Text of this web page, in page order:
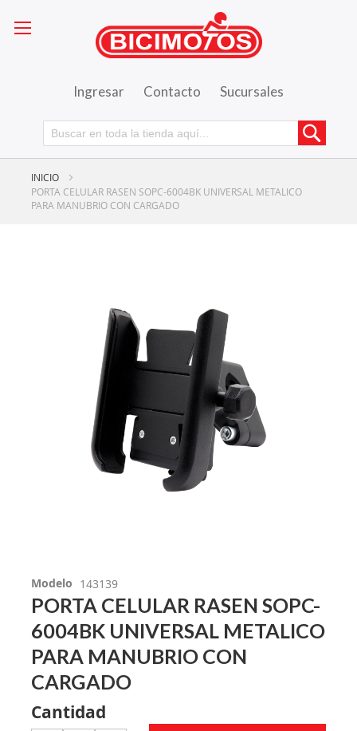
Ingresar Contacto Sucursales
INICIO
PORTA CELULAR RASEN SOPC-6004BK UNIVERSAL METALICO
PARA MANUBRIO CON CARGADO
Modelo 143139
PORTA CELULAR RASEN SOPC-
6004BK UNIVERSAL METALICO
PARA MANUBRIO CON
CARGADO
Cantidad